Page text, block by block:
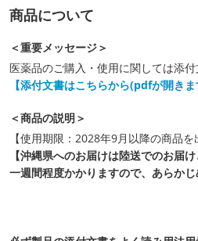
商品について
＜重要メッセージ＞
医薬品のご購入・使用に関しては添付
【添付文書はこちらから(pdfが開きま
＜商品の説明＞
【使用期限：2028年9月以降の商品を
【沖縄県へのお届けは陸送でのお届
一週間程度かかりますので、あらかじ